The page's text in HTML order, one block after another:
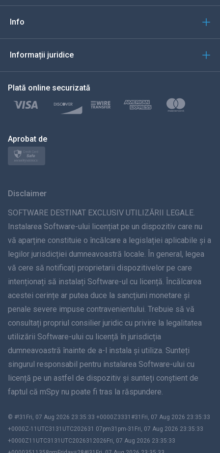
Türkçe
Polski
ภาษาไทย
Dansk
हिंदी
עברית
Română
Ελληνικά
Việt Tiếng
繁體中文
Slovenia
Info
Informații juridice
Plată online securizată
Aprobat de
Disclaimer
SOFTWARE DESTINAT EXCLUSIV UTILIZĂRII LEGALE.
Instalarea Software-ului licențiat pe un dispozitiv care nu
vă aparține constituie o încălcare a legislației aplicabile și a
legilor jurisdicției dumneavoastră locale. În general, legea
vă cere să notificați proprietarii dispozitivelor pe care
intenționați să instalați Software-ul cu licență. Încălcarea
acestei cerințe ar putea duce la sancțiuni monetare și
penale severe impuse contravenientului. Trebuie să vă
consultați propriul consilier juridic cu privire la legalitatea
utilizării Software-ului cu licență în jurisdicția
dumneavoastră înainte de a-l instala și utiliza. Sunteți
singurul responsabil pentru instalarea Software-ului cu
licență pe un astfel de dispozitiv și sunteți conștient de
faptul că mSpy nu poate fi tras la răspundere.
© #!31Fri, 07 Aug 2026 23:35:33 +0000Z3331#31Fri, 07 Aug 2026 23:35:33
+0000Z-11UTC3131UTC202631 07pm31pm-31Fri, 07 Aug 2026 23:35:33
+0000Z11UTC3131UTC2026312026Fri, 07 Aug 2026 23:35:33